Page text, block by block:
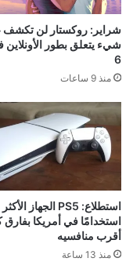
شراير: روكستار لن
6
منذ 9 ساعات
استطلاع: PS5 الجهاز الأكثر
استخدامًا في أمريكا بفارق
أقرب منافسيه
منذ 13 ساعة